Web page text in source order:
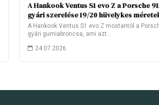
A Hankook Ventus S1 evo Z a Porsche
gyári szerelése 19/20 hüvelykes
A Hankook Ventus S1 evo Z mostantól a
gyári gumiabroncsa, ami azt…
24.07.2026